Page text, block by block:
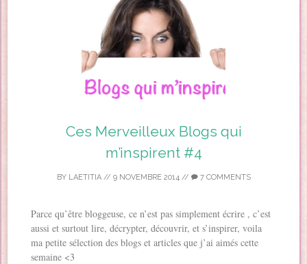
Ces Merveilleux Blogs qui
m’inspirent #4
BY LAETITIA// 9 NOVEMBRE 2014 // 7 COMMENTS
Parce qu’être bloggeuse, ce n’est pas simplement écrire , c’est
aussi et surtout lire, décrypter, découvrir, et s’inspirer, voila
ma petite sélection des blogs et articles que j’ai aimés cette
semaine <3